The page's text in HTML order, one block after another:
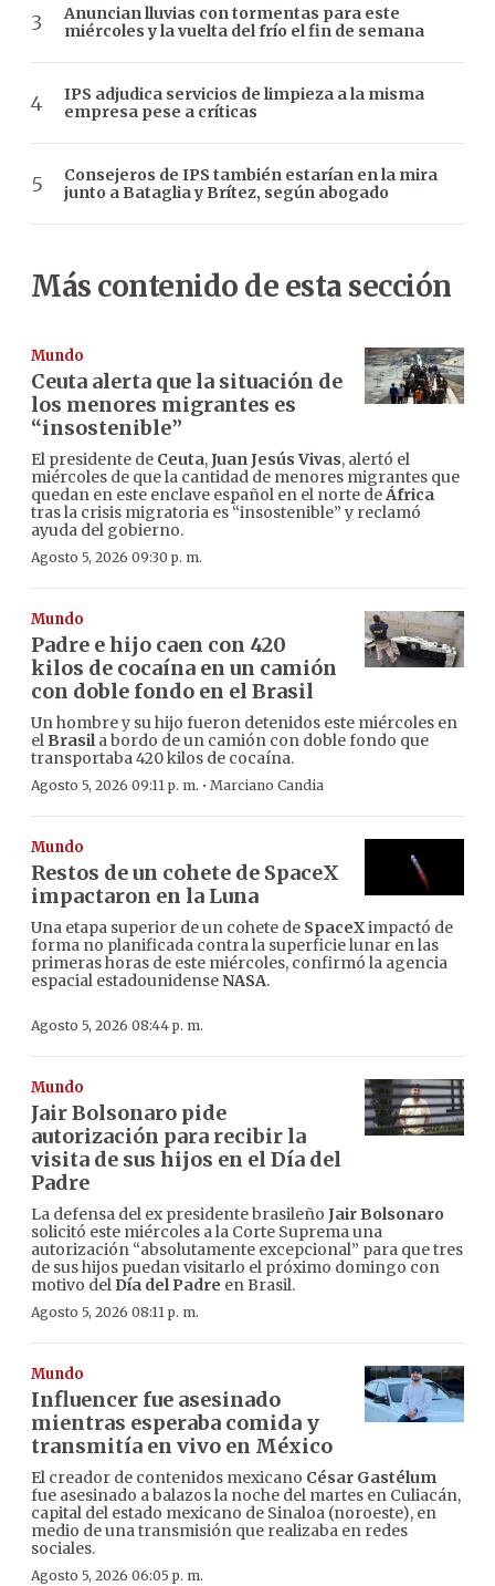
Anuncian lluvias con tormentas para este
miércoles y la vuelta del frío el fin de semana
IPS adjudica servicios de limpieza a la misma
empresa pese a críticas
Consejeros de IPS también estarían en la mira
junto a Bataglia y Brítez, según abogado
Más contenido de esta sección
Mundo
Ceuta alerta que la situación de
los menores migrantes es
“insostenible”
El presidente de Ceuta,Juan Jesús Vivas, alertó el
miércoles de que la cantidad de menores migrantes que
quedan en este enclave español en el norte deÁfrica
tras la crisis migratoria es “insostenible” y reclamó
ayuda del gobierno.
Agosto 5, 2026 09:30 p. m.
Mundo
Padre e hijo caen con 420
kilos de cocaína en un camión
con doble fondo en el Brasil
Un hombre y su hijo fueron detenidos este miércoles en
el Brasila bordo de un camión con doble fondo que
transportaba 420 kilos de cocaína.
Agosto 5, 2026 09:11 p. m. · Marciano Candia
Mundo
Restos de un cohete de SpaceX
impactaron en la Luna
Una etapa superior de un cohete de SpaceXimpactó de
forma no planificada contra la superficie lunar en las
primeras horas de este miércoles, confirmó la agencia
espacial estadounidenseNASA.
Agosto 5, 2026 08:44 p. m.
Mundo
Jair Bolsonaro pide
autorización para recibir la
visita de sus hijos en el Día del
Padre
La defensa del ex presidente brasileño Jair Bolsonaro
solicitó este miércoles a la Corte Suprema una
autorización “absolutamente excepcional” para que tres
de sus hijos puedan visitarlo el próximo domingo con
motivo del Día del Padre en Brasil.
Agosto 5, 2026 08:11 p. m.
Mundo
Influencer fue asesinado
mientras esperaba comida y
transmitía en vivo en México
El creador de contenidos mexicano César Gastélum
fue asesinado a balazos la noche del martes en Culiacán,
capital del estado mexicano de Sinaloa (noroeste), en
medio de una transmisión que realizaba en redes
sociales.
Agosto 5, 2026 06:05 p. m.